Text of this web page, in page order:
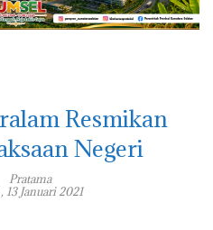
Resmikan
Negeri
Pratama
13 Januari 2021